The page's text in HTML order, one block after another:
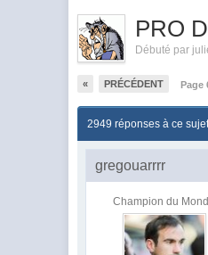
PRO
Débuté par
« PRÉCÉDENT Page
2949 réponses à ce
gregouarrrr
Champion du